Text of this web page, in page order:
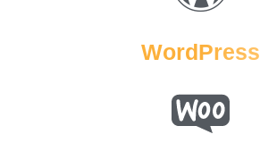
WordPress